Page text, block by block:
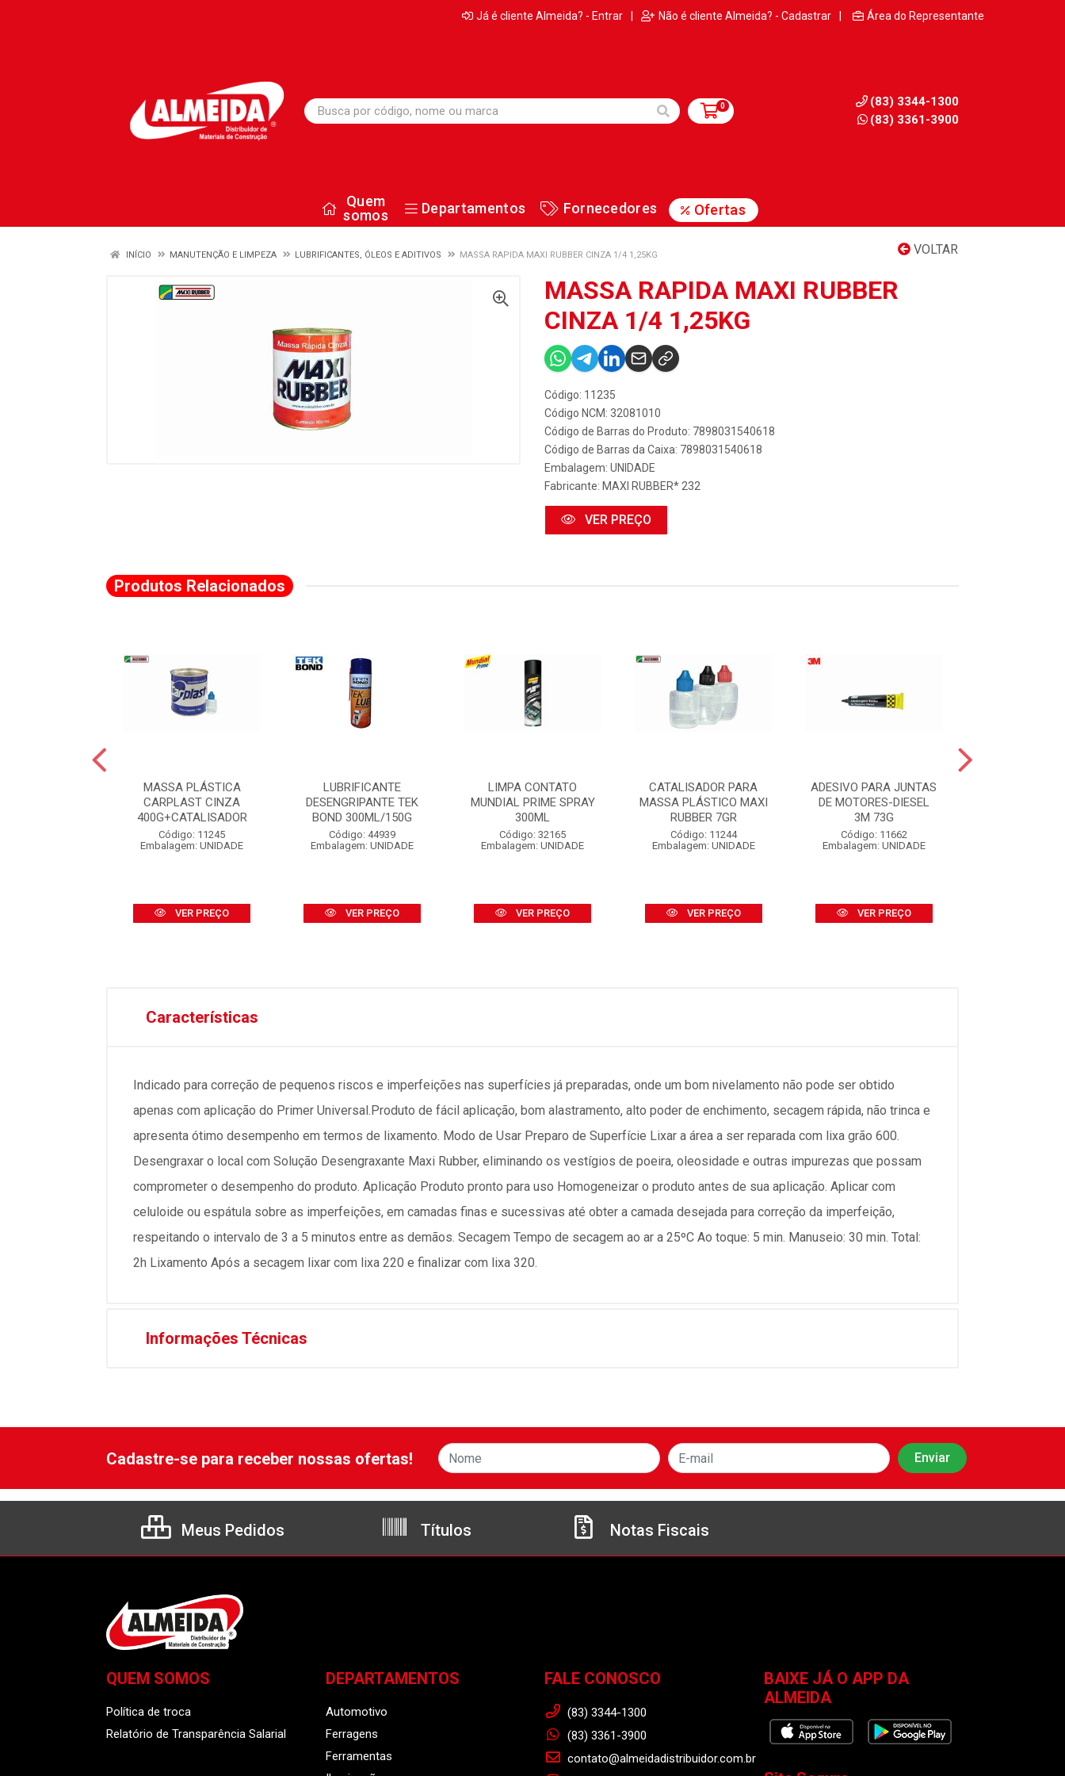
Já é cliente Almeida? - Entrar | Não é cliente Almeida? - Cadastrar | Área do Representante
0
(83) 3344-1300
(83) 3361-3900
Quem
somos
Departamentos Fornecedores Ofertas
VOLTAR
INÍCIO MANUTENÇÃO E LIMPEZA LUBRIFICANTES, ÓLEOS E ADITIVOS MASSA RAPIDA MAXI RUBBER CINZA 1/4 1,25KG
MASSA RAPIDA MAXI RUBBER
CINZA 1/4 1,25KG
Código: 11235
Código NCM: 32081010
Código de Barras do Produto: 7898031540618
Código de Barras da Caixa: 7898031540618
Embalagem: UNIDADE
Fabricante: MAXI RUBBER* 232
VER PREÇO
Produtos Relacionados
MASSA PLÁSTICA
CARPLAST CINZA
400G+CATALISADOR
Código: 11245
Embalagem: UNIDADE
VER PREÇO
LUBRIFICANTE
DESENGRIPANTE TEK
BOND 300ML/150G
Código: 44939
Embalagem: UNIDADE
VER PREÇO
LIMPA CONTATO
MUNDIAL PRIME SPRAY
300ML
Código: 32165
Embalagem: UNIDADE
VER PREÇO
CATALISADOR PARA
MASSA PLÁSTICO MAXI
RUBBER 7GR
Código: 11244
Embalagem: UNIDADE
VER PREÇO
ADESIVO PARA JUNTAS
DE MOTORES-DIESEL
3M 73G
Código: 11662
Embalagem: UNIDADE
VER PREÇO
Características
Indicado para correção de pequenos riscos e imperfeições nas superfícies já preparadas, onde um bom nivelamento não pode ser obtido
apenas com aplicação do Primer Universal.Produto de fácil aplicação, bom alastramento, alto poder de enchimento, secagem rápida, não trinca e
apresenta ótimo desempenho em termos de lixamento. Modo de Usar Preparo de Superfície Lixar a área a ser reparada com lixa grão 600.
Desengraxar o local com Solução Desengraxante Maxi Rubber, eliminando os vestígios de poeira, oleosidade e outras impurezas que possam
comprometer o desempenho do produto. Aplicação Produto pronto para uso Homogeneizar o produto antes de sua aplicação. Aplicar com
celuloide ou espátula sobre as imperfeições, em camadas finas e sucessivas até obter a camada desejada para correção da imperfeição,
respeitando o intervalo de 3 a 5 minutos entre as demãos. Secagem Tempo de secagem ao ar a 25ºC Ao toque: 5 min. Manuseio: 30 min. Total:
2h Lixamento Após a secagem lixar com lixa 220 e finalizar com lixa 320.
Informações Técnicas
Cadastre-se para receber nossas ofertas!
Meus Pedidos Títulos Notas Fiscais
QUEM SOMOS
Política de troca
Relatório de Transparência Salarial
DEPARTAMENTOS
Automotivo
Ferragens
Ferramentas
FALE CONOSCO
(83) 3344-1300
(83) 3361-3900
contato@almeidadistribuidor.com.br
BAIXE JÁ O APP DA
ALMEIDA